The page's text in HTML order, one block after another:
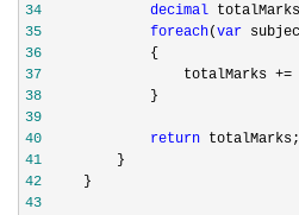
34
decimal
35
foreach(var
36
37
                 totalMarks +=
38
39
40
return
41
42
43